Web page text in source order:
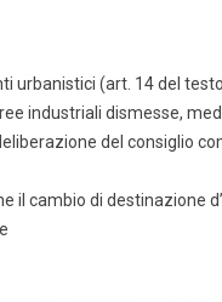
urbanistici (art. 14 del
industriali dismesse,
del consiglio
il cambio di destinazione